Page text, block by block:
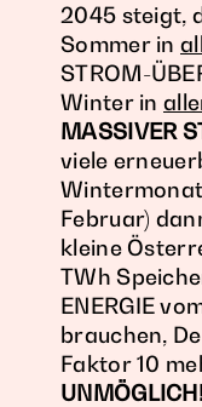
2045 steigt,
Sommer in
STROM-
Winter in
MASSIVER
viele
Februar)
kleine
TWh
ENERGIE
brauchen,
Faktor 10